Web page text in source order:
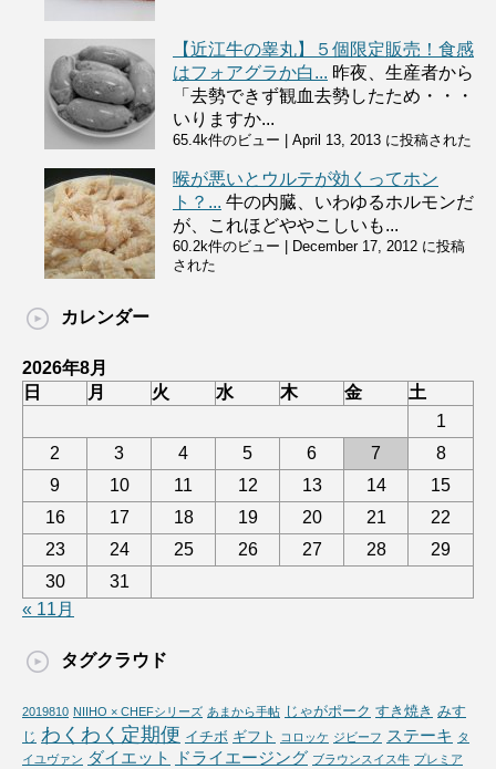
【近江牛の睾丸】５個限定販売！食感
はフォアグラか白... 昨夜、生産者から
「去勢できず観血去勢したため・・・
いりますか...
65.4k件のビュー April 13, 2013 に投稿された
喉が悪いとウルテが効くってホン
ト？... 牛の内臓、いわゆるホルモンだ
が、これほどややこしいも...
60.2k件のビュー
December 17, 2012 に投稿
された
カレンダー
2026年8月
日
月 火 水 木 金
土
1
2
3 4 5 6 7
8
9
10 11 12 13 14
15
16
17 18 19 20 21
22
23
24 25 26 27 28
29
30
31
« 11月
タグクラウド
2019810 NIIHO × CHEFシリーズ あまから手帖 じゃがポーク すき焼き みす
じ わくわく定期便 イチボ ギフト コロッケ ジビーフ ステーキ タ
イユヴァン ダイエット ドライエージング ブラウンスイス牛 プレミア